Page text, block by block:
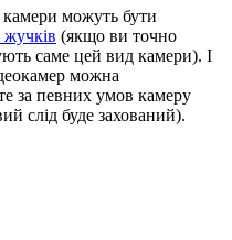
камери можуть бути
жучків (якщо ви точно
саме цей вид камери). І
можна
за певних умов камеру
слід буде захований).